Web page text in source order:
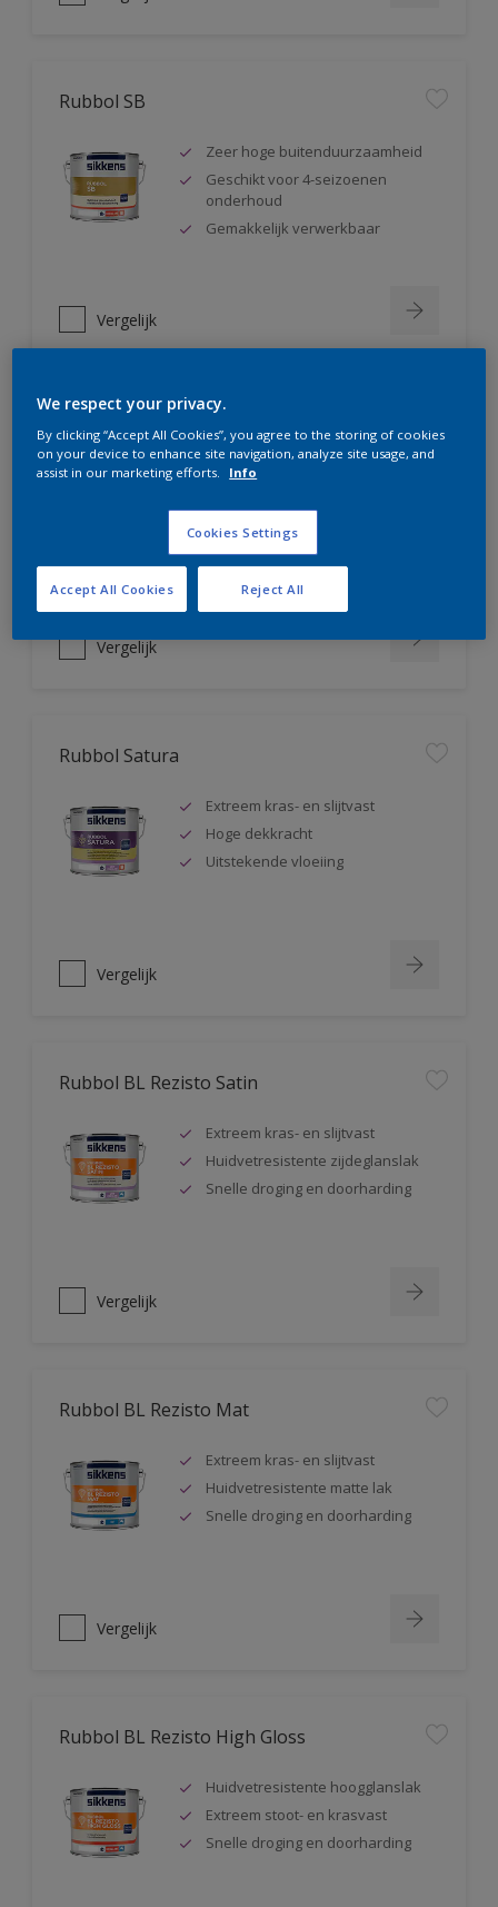
Rubbol SB
Zeer hoge buitenduurzaamheid
Geschikt voor 4-seizoenen
onderhoud
Gemakkelijk verwerkbaar
Vergelijk
Rubbol AZ
Uitstekende hoogglanslak
Tot 5 jaar bescherming
Zeer goede vloeiing
Vergelijk
Rubbol Satura
Extreem kras- en slijtvast
Hoge dekkracht
Uitstekende vloeiing
Vergelijk
Rubbol BL Rezisto Satin
Extreem kras- en slijtvast
Huidvetresistente zijdeglanslak
Snelle droging en doorharding
Vergelijk
Rubbol BL Rezisto Mat
Extreem kras- en slijtvast
Huidvetresistente matte lak
Snelle droging en doorharding
Vergelijk
Rubbol BL Rezisto High Gloss
Huidvetresistente hoogglanslak
Extreem stoot- en krasvast
Snelle droging en doorharding
We respect your privacy.
By clicking “Accept All Cookies”, you agree to the storing of cookies
on your device to enhance site navigation, analyze site usage, and
assist in our marketing efforts.
Info
Cookies Settings
Reject All
Accept All Cookies